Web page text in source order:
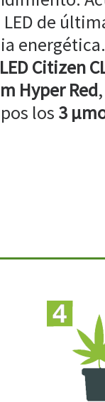
de
LED Citizen
Hyper Red
los 3